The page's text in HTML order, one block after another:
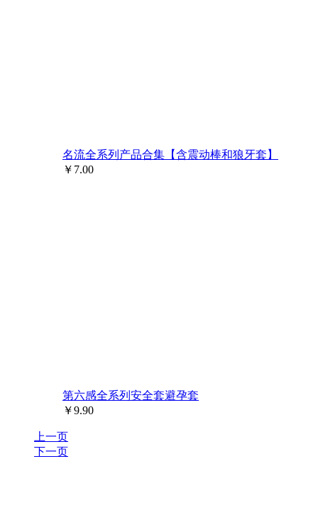
名流全系列产品合集【含震动棒和狼牙套】
￥ 7.00
第六感全系列安全套避孕套
￥9.90
上一页
下一页